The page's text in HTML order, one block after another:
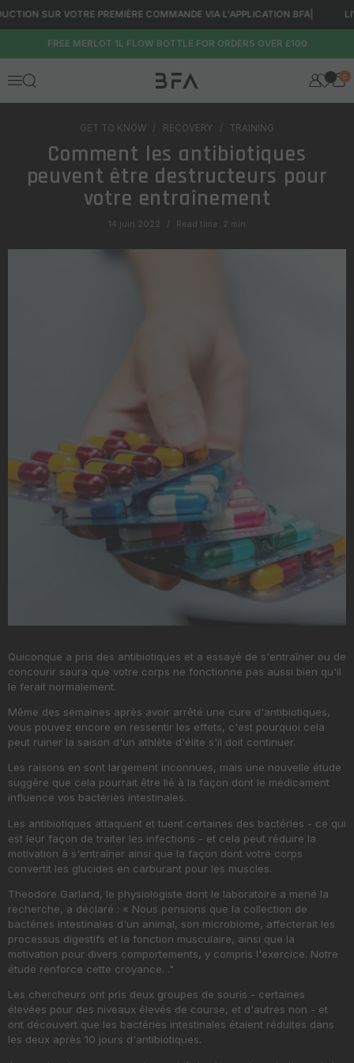
Passer au contenu
SUR VOTRE PREMIÈRE COMMANDE VIA L'APPLICATION BFA |
FREE MERLOT 1L FLOW BOTTLE FOR ORDERS OVER £100
Menu
Ouvrir la fenêtre de recherche 0
GET TO KNOW RECOVERY TRAINING
Comment les antibiotiques
peuvent être destructeurs pour
votre entraînement
14 juin 2022 Read time: 2 min
Quiconque a pris des antibiotiques et a essayé de s'entraîner ou de
concourir saura que votre corps ne fonctionne pas aussi bien qu'il
le ferait normalement.
Même des semaines après avoir arrêté une cure d'antibiotiques,
vous pouvez encore en ressentir les effets, c'est pourquoi cela
peut ruiner la saison d'un athlète d'élite s'il doit continuer.
Les raisons en sont largement inconnues, mais une nouvelle étude
suggère que cela pourrait être lié à la façon dont le médicament
influence vos bactéries intestinales.
Les antibiotiques attaquent et tuent certaines des bactéries - ce qui
est leur façon de traiter les infections - et cela peut réduire la
motivation à s'entraîner ainsi que la façon dont votre corps
convertit les glucides en carburant pour les muscles.
Theodore Garland, le physiologiste dont le laboratoire a mené la
recherche, a déclaré : « Nous pensions que la collection de
bactéries intestinales d'un animal, son microbiome, affecterait les
processus digestifs et la fonction musculaire, ainsi que la
motivation pour divers comportements, y compris l'exercice. Notre
étude renforce cette croyance. ."
Les chercheurs ont pris deux groupes de souris - certaines
élevées pour des niveaux élevés de course, et d'autres non - et
ont découvert que les bactéries intestinales étaient réduites dans
les deux après 10 jours d'antibiotiques.